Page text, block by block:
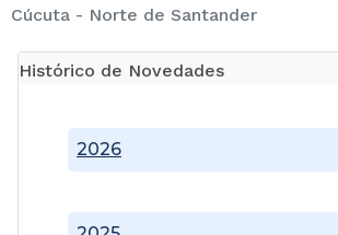
Cúcuta - Norte de Santander
Histórico de Novedades
2026